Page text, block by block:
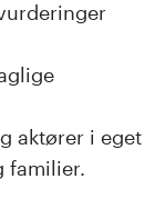
aktører i eget
familier.